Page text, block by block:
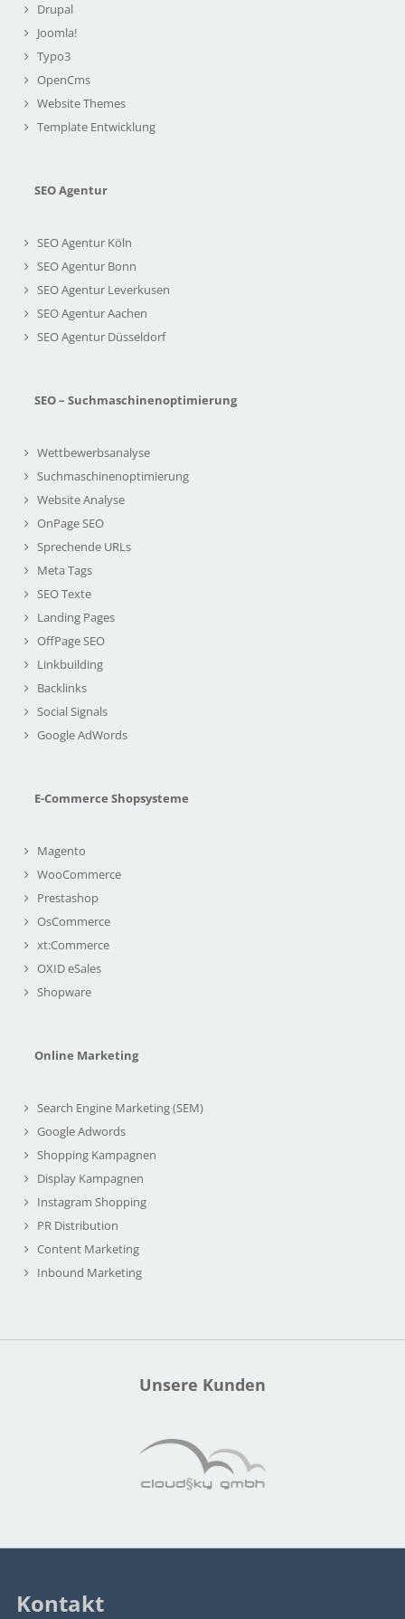
Drupal
Joomla!
Typo3
OpenCms
Website Themes
Template Entwicklung
SEO Agentur
SEO Agentur Köln
SEO Agentur Bonn
SEO Agentur Leverkusen
SEO Agentur Aachen
SEO Agentur Düsseldorf
SEO – Suchmaschinenoptimierung
Wettbewerbsanalyse
Suchmaschinenoptimierung
Website Analyse
OnPage SEO
Sprechende URLs
Meta Tags
SEO Texte
Landing Pages
OffPage SEO
Linkbuilding
Backlinks
Social Signals
Google AdWords
E-Commerce Shopsysteme
Magento
WooCommerce
Prestashop
OsCommerce
xt:Commerce
OXID eSales
Shopware
Online Marketing
Search Engine Marketing (SEM)
Google Adwords
Shopping Kampagnen
Display Kampagnen
Instagram Shopping
PR Distribution
Content Marketing
Inbound Marketing
Unsere Kunden
Kontakt